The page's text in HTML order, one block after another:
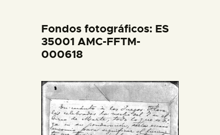
DIDÁCTICA
ESPAÑOL
PREPARAR LA VISITA
ACTIVIDADES
Fondos fotográficos: ES
35001 AMC-FFTM-
000618